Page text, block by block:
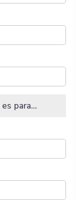
para...